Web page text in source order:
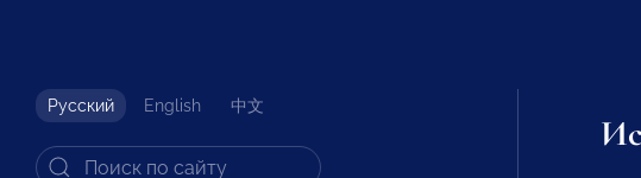
Русский English 中文